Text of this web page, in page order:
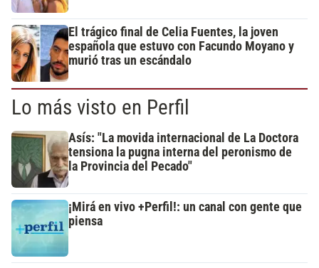
El trágico final de Celia Fuentes, la joven
española que estuvo con Facundo Moyano y
murió tras un escándalo
Lo más visto en Perfil
Asís: "La movida internacional de La Doctora
tensiona la pugna interna del peronismo de
la Provincia del Pecado"
¡Mirá en vivo +Perfil!: un canal con gente que
piensa